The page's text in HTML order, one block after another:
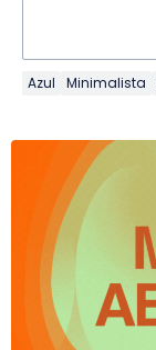
Azul Minimalista